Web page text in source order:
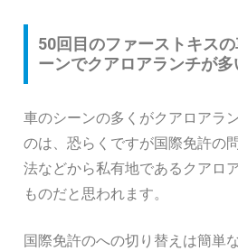
50回目のファーストキス
ーンでクアロアランチが多
車のシーンの多くがクアロアラ
のは、恐らくですが国際免許の
法などから私有地であるクアロ
ものだと思われます。
国際免許のへの切り替えは簡単